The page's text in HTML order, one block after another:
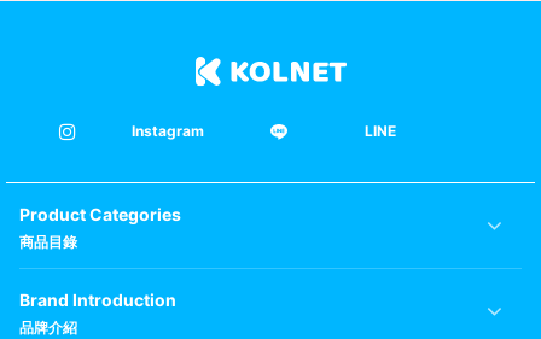
Instagram LINE
Product Categories
商品目錄
Brand Introduction
品牌介紹